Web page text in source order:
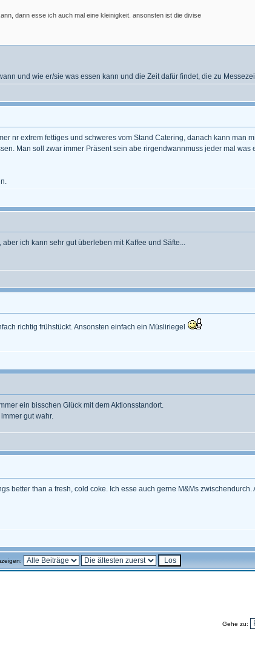
dann esse ich auch mal eine kleinigkeit. ansonsten ist die divise
und wie er/sie was essen kann und die Zeit dafür findet, die zu
nr extrem fettiges und schweres vom Stand Catering, danach kann man
Man soll zwar immer Präsent sein abe rirgendwannmuss jeder mal
ich kann sehr gut überleben mit Kaffee und Säfte...
richtig frühstückt. Ansonsten einfach ein Müsliriegel
ein bisschen Glück mit dem Aktionsstandort.
gut wahr.
better than a fresh, cold coke. Ich esse auch gerne M&Ms
Gehe zu: